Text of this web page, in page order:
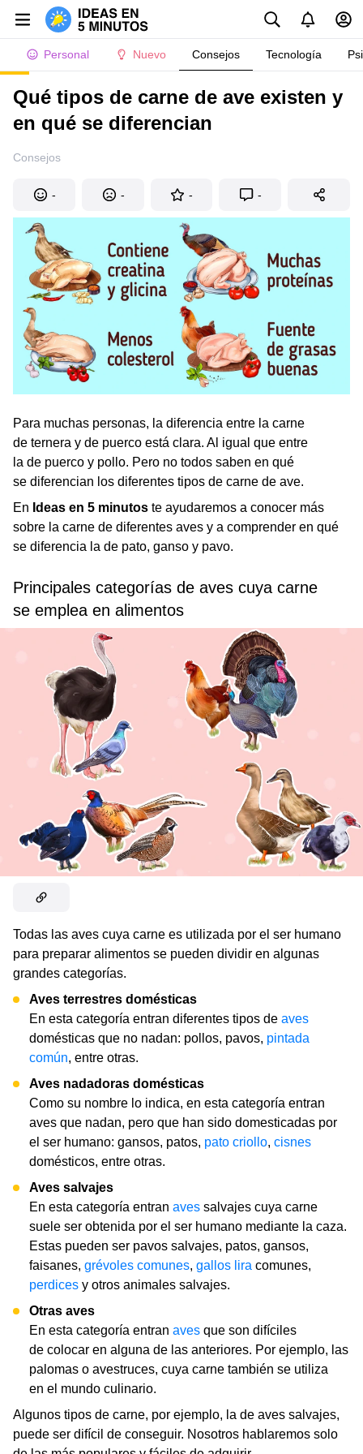
Personal Nuevo Consejos Tecnología
Qué tipos de carne de ave existen y
en qué se diferencian
Consejos
- - - -
Para muchas personas, la diferencia entre la carne
de ternera y de puerco está clara. Al igual que entre
la de puerco y pollo. Pero no todos saben en qué
se diferencian los diferentes tipos de carne de ave.
En Ideas en 5 minutos te ayudaremos a conocer más
sobre la carne de diferentes aves y a comprender en qué
se diferencia la de pato, ganso y pavo.
Principales categorías de aves cuya carne
se emplea en alimentos
Todas las aves cuya carne es utilizada por el ser humano
para preparar alimentos se pueden dividir en algunas
grandes categorías.
Aves terrestres domésticas
En esta categoría entran diferentes tipos de aves
domésticas que no nadan: pollos, pavos, pintada
común, entre otras.
Aves nadadoras domésticas
Como su nombre lo indica, en esta categoría entran
aves que nadan, pero que han sido domesticadas por
el ser humano: gansos, patos, pato criollo, cisnes
domésticos, entre otras.
Aves salvajes
En esta categoría entran aves salvajes cuya carne
suele ser obtenida por el ser humano mediante la caza.
Estas pueden ser pavos salvajes, patos, gansos,
faisanes, grévoles comunes, gallos lira comunes,
perdices y otros animales salvajes.
Otras aves
En esta categoría entran aves que son difíciles
de colocar en alguna de las anteriores. Por ejemplo, las
palomas o avestruces, cuya carne también se utiliza
en el mundo culinario.
Algunos tipos de carne, por ejemplo, la de aves salvajes,
puede ser difícil de conseguir. Nosotros hablaremos solo